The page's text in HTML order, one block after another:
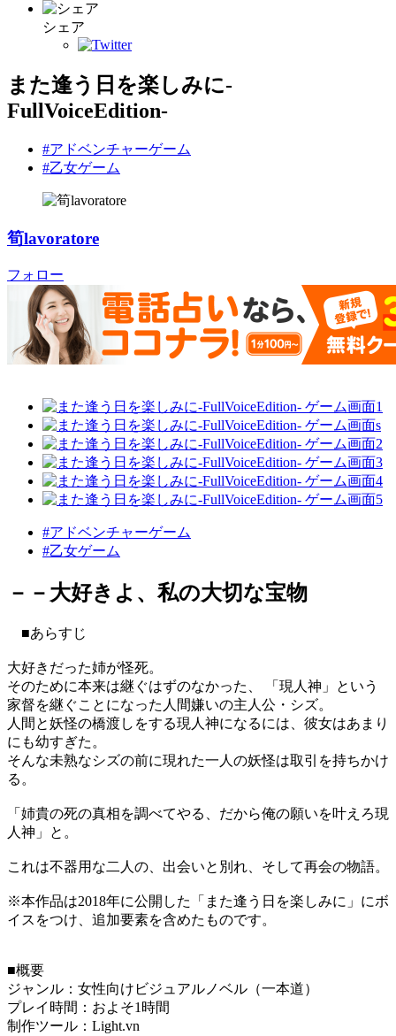
シェア
また逢う日を楽しみに-
FullVoiceEdition-
#アドベンチャーゲーム
#乙女ゲーム
筍lavoratore
フォロー
#アドベンチャーゲーム
#乙女ゲーム
－－大好きよ、私の大切な宝物
■あらすじ
大好きだった姉が怪死。
そのために本来は継ぐはずのなかった、 「現人神」という
家督を継ぐことになった人間嫌いの主人公・シズ。
人間と妖怪の橋渡しをする現人神になるには、彼女はあまり
にも幼すぎた。
そんな未熟なシズの前に現れた一人の妖怪は取引を持ちかけ
る。
「姉貴の死の真相を調べてやる、だから俺の願いを叶えろ現
人神」と。
​これは不器用な二人の、出会いと別れ、そして再会の物語。
※本作品は2018年に公開した「また逢う日を楽しみに」にボ
イスをつけ、追加要素を含めたものです。
■概要
ジャンル：女性向けビジュアルノベル（一本道）
プレイ時間：およそ1時間
制作ツール：Light.vn